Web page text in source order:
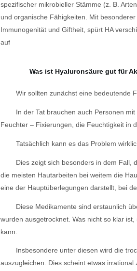
spezifischer mikrobieller Stämme (z. B.
und organische Fähigkeiten. Mit
Immunogenität und Giftheit, spürt HA
auf
Was ist Hyaluronsäure gut für
Wir sollten zunächst eine bedeutende
In der Tat brauchen auch Personen
Feuchter – Fixierungen, die Feuchtigkeit in
Tatsächlich kann es das Problem
Dies zeigt sich besonders in dem Fall,
die meisten Hautarbeiten bei weitem die
eine der Hauptüberlegungen darstellt, bei
Diese Medikamente sind erstaunlich
wurden ausgetrocknet. Was nicht so klar
kann.
Insbesondere unter diesen wird die
auszugleichen. Dies scheint etwas